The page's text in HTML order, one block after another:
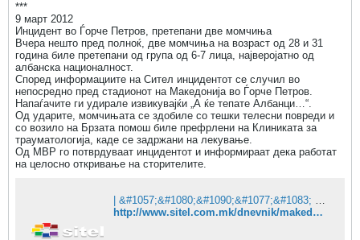
***
9 март 2012
Инцидент во Ѓорче Петров, претепани две момчиња
Вчера нешто пред полноќ, две момчиња на возраст од 28 и 31
година биле претепани од група од 6-7 лица, најверојатно од
албанска националност.
Според информациите на Сител инцидентот се случил во
непосредно пред стадионот на Македонија во Ѓорче Петров.
Напаѓачите ги удирале извикувајќи „А ќе тепате Албанци…“.
Од ударите, момчињата се здобиле со тешки телесни повреди и
со возило на Брзата помош биле префрлени на Клиниката за
трауматологија, каде се задржани на лекување.
Од МВР го потврдуваат инцидентот и информираат дека работат
на целосно откривање на сторителите.
| &#1057;&#1080;&#1090;&#1077;&#1083; &#1058;&#1077;&#1083;&#1077;&#1074;&#1080;&#1079;&#1080;&#1112;&#1072;
http://www.sitel.com.mk/dnevnik/makedonija/incident-vo-gjorche-petrov-pretepani-dve-momchinja